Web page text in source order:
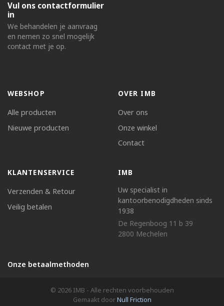
Vul ons contactformulier
in
We behandelen je aanvraag
en nemen zo snel mogelijk
contact met je op.
WEBSHOP
Alle producten
Nieuwe producten
OVER IMB
Over ons
Onze winkel
Contact
KLANTENSERVICE
Verzenden & Retour
Veilig betalen
IMB
Uw specialist in
kantoorbenodigdheden sinds
1938
De Regenboog 11 b 39
2800 Mechelen
Onze betaalmethoden
© 2026 IMB - Alle rechten voorbehouden
Gemaakt doorNull Friction